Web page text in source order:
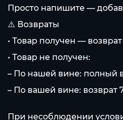
Просто напишите —
⚠️ Возвраты
• Товар получен —
• Товар не получен:
– По нашей вине: полный
– По вашей вине: возврат
При несоблюдении